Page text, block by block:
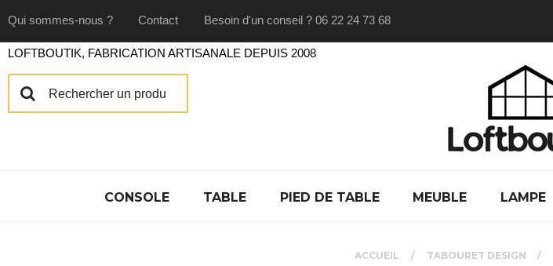
Qui sommes-nous ? Contact Besoin d'un conseil ? 06 22 24 73 68
CONSOLE TABLE PIED DE TABLE MEUBLE LAMPE
ACCUEIL TABOURET DESIGN
LOFTBOUTIK, FABRICATION ARTISANALE DEPUIS 2008